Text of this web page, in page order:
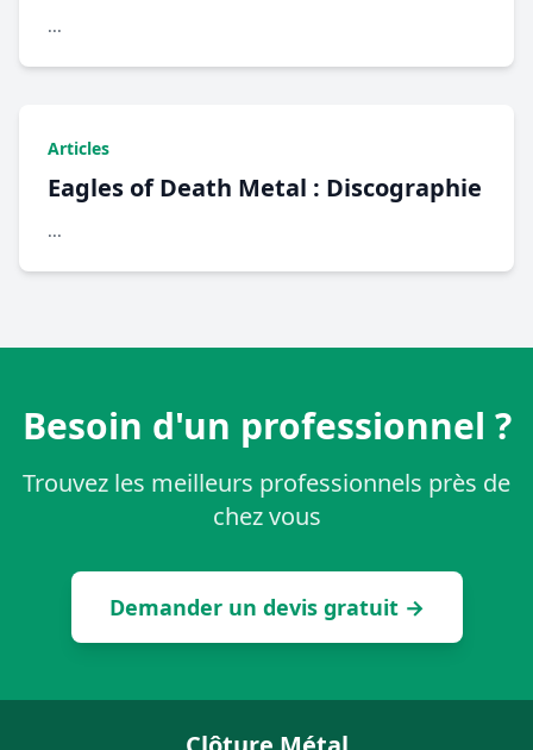
...
Articles
Eagles of Death Metal : Discographie
...
Besoin d'un professionnel ?
Trouvez les meilleurs professionnels près de
chez vous
Demander un devis gratuit →